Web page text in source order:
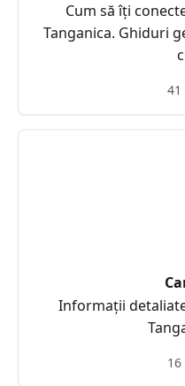
Cum să îți
Tanganica. Ghiduri
Informații